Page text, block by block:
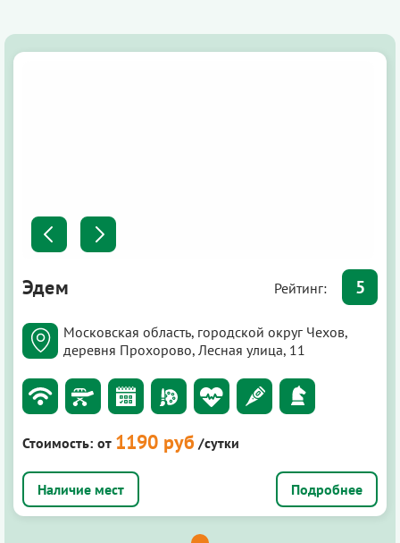
Эдем Рейтинг: 5
Московская область, городской округ Чехов,
деревня Прохорово, Лесная улица, 11
Стоимость: от 1190 руб /сутки
Подробнее